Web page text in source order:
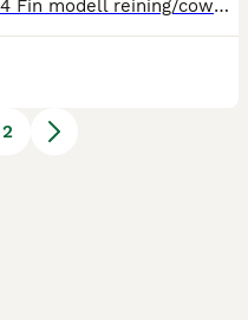
Quarterhingst till salu Född 2024 Fin modell reining/cowhorse Blir omkring 145cm max 150cm Kontakt vid intresse, mer info och bilder. Finns hos ägaren i Lidköping 073-5313880
2